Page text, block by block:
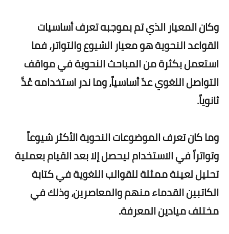
وكان المعيار الذي تم بموجبه تعرف أساسيات
القواعد النحوية هو معيار الشيوع والتواتر، فما
استعمل بكثرة من المباحث النحوية في مواقف
التواصل اللغوي عدّ أساسياً، وما ندر استخدامه عُدَّ
ثانوياً.
وما كان تعرف الموضوعات النحوية الأكثر شيوعاً
وتواتراً في الاستخدام ليحصل إلا بعد القيام بعملية
تحليل لعينة ممثلة للقوالب اللغوية في كتابة
الكاتبين القدماء منهم والمعاصرين، وذلك في
مختلف ميادين المعرفة.